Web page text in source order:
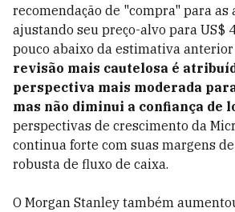
recomendação de "compra" para as
ajustando seu preço-alvo para US$
pouco abaixo da estimativa anterior
revisão mais cautelosa é
perspectiva mais moderada
mas não diminui a confiança de
perspectivas de crescimento da
continua forte com suas margens
robusta de fluxo de caixa.
O Morgan Stanley também